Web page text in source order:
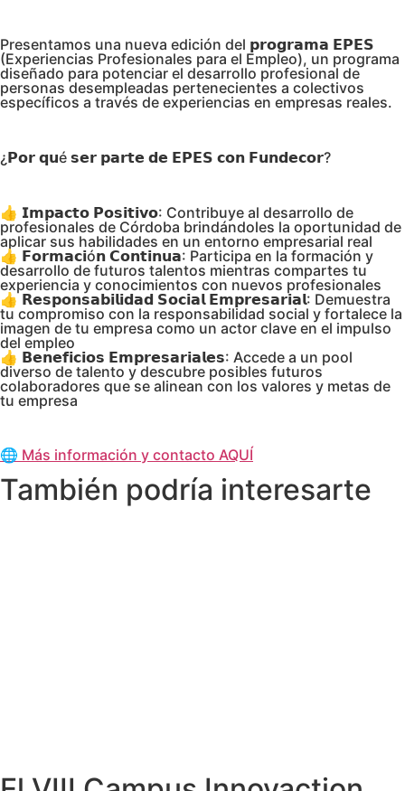
Presentamos una nueva edición del 𝗽𝗿𝗼𝗴𝗿𝗮𝗺𝗮 𝗘𝗣𝗘𝗦
(Experiencias Profesionales para el Empleo), un programa
diseñado para potenciar el desarrollo profesional de
personas desempleadas pertenecientes a colectivos
específicos a través de experiencias en empresas reales.
¿𝗣𝗼𝗿 𝗾𝘂é 𝘀𝗲𝗿 𝗽𝗮𝗿𝘁𝗲 𝗱𝗲 𝗘𝗣𝗘𝗦 𝗰𝗼𝗻 𝗙𝘂𝗻𝗱𝗲𝗰𝗼𝗿?
👍 𝗜𝗺𝗽𝗮𝗰𝘁𝗼 𝗣𝗼𝘀𝗶𝘁𝗶𝘃𝗼: Contribuye al desarrollo de
profesionales de Córdoba brindándoles la oportunidad de
aplicar sus habilidades en un entorno empresarial real
👍 𝗙𝗼𝗿𝗺𝗮𝗰𝗶ó𝗻 𝗖𝗼𝗻𝘁𝗶𝗻𝘂𝗮: Participa en la formación y
desarrollo de futuros talentos mientras compartes tu
experiencia y conocimientos con nuevos profesionales
👍 𝗥𝗲𝘀𝗽𝗼𝗻𝘀𝗮𝗯𝗶𝗹𝗶𝗱𝗮𝗱 𝗦𝗼𝗰𝗶𝗮𝗹 𝗘𝗺𝗽𝗿𝗲𝘀𝗮𝗿𝗶𝗮𝗹: Demuestra
tu compromiso con la responsabilidad social y fortalece la
imagen de tu empresa como un actor clave en el impulso
del empleo
👍 𝗕𝗲𝗻𝗲𝗳𝗶𝗰𝗶𝗼𝘀 𝗘𝗺𝗽𝗿𝗲𝘀𝗮𝗿𝗶𝗮𝗹𝗲𝘀: Accede a un pool
diverso de talento y descubre posibles futuros
colaboradores que se alinean con los valores y metas de
tu empresa
🌐 Más información y contacto AQUÍ
También podría interesarte